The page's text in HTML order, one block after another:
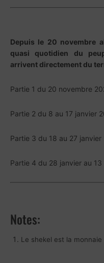
Depuis le 20 novembre
quasi quotidien du
arrivent directement du
Partie 1 du 20 novembre
Partie 2 du 8 au 17 janvier
Partie 3 du 18 au 27 janvier
Partie 4 du 28 janvier au
Notes:
Le shekel est la monnaie